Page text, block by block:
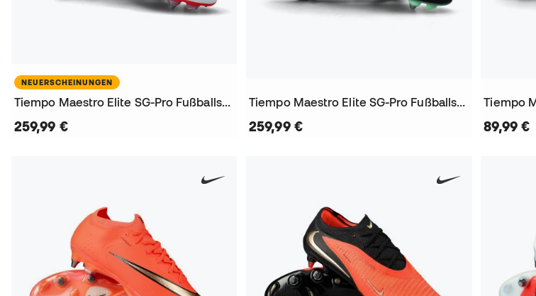
NEUERSCHEINUNGEN
Tiempo Maestro Elite SG-Pro Fußballschuhe
259,99 €
Tiempo Maestro Elite SG-Pro Fußballschuhe
259,99 € 89,99 €